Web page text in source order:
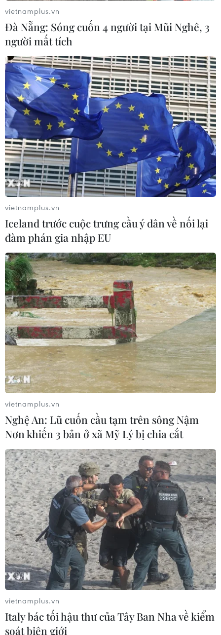
TIN CÙNG CHUYÊN MỤC
Grab bị phạt 1,36 tỷ đồng do vi phạm
quy định bảo vệ quyền lợi người tiêu
dùng
vietnamplus.vn
Đà Nẵng: Sóng cuốn 4 người tại Mũi Nghê, 3
người mất tích
vietnamplus.vn
Iceland trước cuộc trưng cầu ý dân về nối lại
đàm phán gia nhập EU
vietnamplus.vn
Nghệ An: Lũ cuốn cầu tạm trên sông Nậm
Nơn khiến 3 bản ở xã Mỹ Lý bị chia cắt
vietnamplus.vn
Italy bác tối hậu thư của Tây Ban Nha về kiểm
soát biên giới